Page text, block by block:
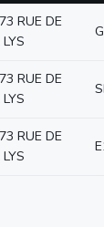
RUE DE
RUE DE
RUE DE